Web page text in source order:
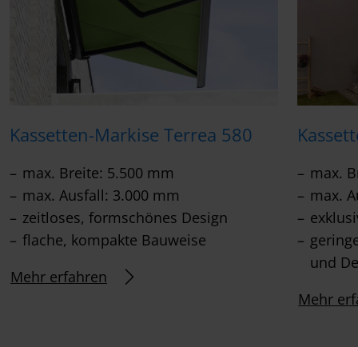
Kassetten-Markise Terrea 580
max. Breite: 5.500 mm
max. Ausfall: 3.000 mm
zeitloses, formschönes Design
flache, kompakte Bauweise
Mehr erfahren
max.
max.
und
Mehr